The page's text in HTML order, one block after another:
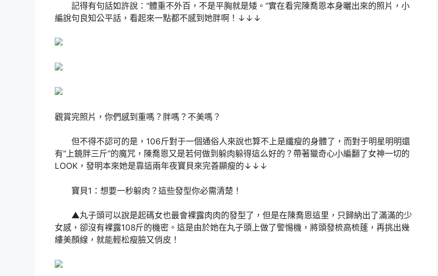
記得有句話如許說：“體重不外百，不是平胸就是矮。”實在看完陳喬恩本身曬出來的照片，小
編說句良知公平話，看起來一點都不感到她胖啊！↓↓↓
觀賞完照片，你們感到重嗎？胖嗎？不美嗎？
但不得不認可的是，106斤對于一個通俗人來說也算不上是纖瘦的身體了，而對于明星明明還
有“上鏡胖三斤”的魔咒，陳喬恩又是若何做到躲肉躲得這么好的？帶著獵奇心小編翻了女神一切的
LOOK，發明本來她是靠這兩年夜寶貝來完善顯瘦的↓↓↓
寶貝1：想要一秒躲肉？這些發型你必需清楚！
▲丸子頭可以說是起碼女也最會裸露肉肉的發型了，但是在陳喬恩這里，只歸納出了滿滿的少
女感，卻沒有裸露108斤的機密。這是由於她在丸子頭上做了警惕機，將頭發梳高梳蓬，再挑出幾
縷美顏線，就能輕松瘦臉又俏皮！